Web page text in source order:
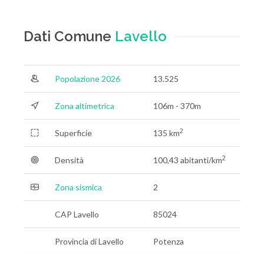
Dati Comune Lavello
Popolazione 2026 13.525
Zona altimetrica 106m - 370m
Superficie 135 km2
Densità 100,43 abitanti/km2
Zona sismica 2
CAP Lavello 85024
Provincia di Lavello Potenza